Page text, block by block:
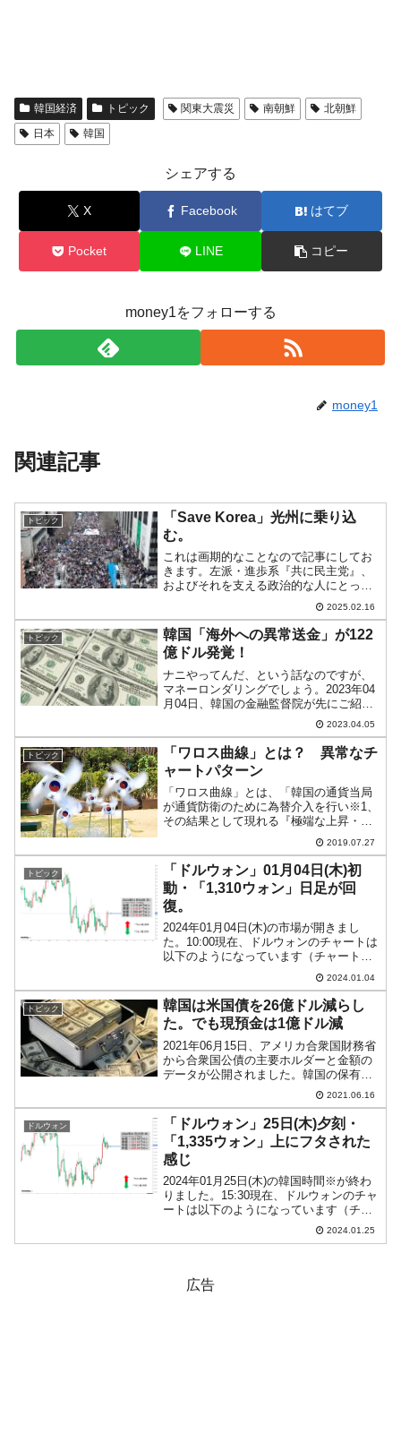
韓国経済 トピック 関東大震災 南朝鮮
北朝鮮
日本
韓国
シェアする
X Facebook はてブ
Pocket LINE コピー
money1をフォローする
money1
関連記事
トピック
「Save Korea」光州に乗り込
む。
これは画期的なことなので記事にしてお
きます。左派・進歩系『共に民主党』、
およびそれを支える政治的な人にとって
は韓国「光州市」は非常に特別な場所で
す。5.18があったからです。「5.18」
は、1980年05月18日に起こりました。全
斗煥独裁政...
2025.02.16
トピック
韓国「海外への異常送金」が122
億ドル発覚！
ナニやってんだ、という話なのですが、
マネーロンダリングでしょう。2023年04
月04日、韓国の金融監督院が先にご紹介
した「海外への違法な外貨送金」につい
ての調査報告書を公表しました。上掲は
2022年07月時点での記事です。このとき
は『ウリィ...
2023.04.05
トピック
「ワロス曲線」とは？ 異常なチ
ャートパターン
「ワロス曲線」とは、「韓国の通貨当局
が通貨防衛のために為替介入を行い※1、
その結果として現れる『極端な上昇・下
降を繰り返すチャートパターン』のこ
と」です。チャート上に下降「＼」して
は、上昇「／」するというパターンを繰
り返すため、「＼／＼／」...
2019.07.27
トピック
「ドルウォン」01月04日(木)初
動・「1,310ウォン」日足が回
復。
2024年01月04日(木)の市場が開きまし
た。10:00現在、ドルウォンのチャートは
以下のようになっています（チャートは
『Investing.com』より引用）。やっと日
足の異常表示がなくなりました。現在の
ところ「1ドル＝1,310ウォン...
2024.01.04
トピック
韓国は米国債を26億ドル減らし
た。でも現預金は1億ドル減
2021年06月15日、アメリカ合衆国財務省
から合衆国公債の主要ホルダーと金額の
データが公開されました。韓国の保有金
額を確認してみます。2021年04月末時点
で韓国の保有金額は「1,203億ドル」（約
13兆2,462億円）です。前月より「2...
2021.06.16
ドルウォン
「ドルウォン」25日(木)夕刻・
「1,335ウォン」上にフタされた
感じ
2024年01月25日(木)の韓国時間※が終わ
りました。15:30現在、ドルウォンのチャ
ートは以下のようになっています（チャ
ートは『Investing.com』より引用）。上
が重く、ふたをされた感じです。とりあ
2024.01.25
広告